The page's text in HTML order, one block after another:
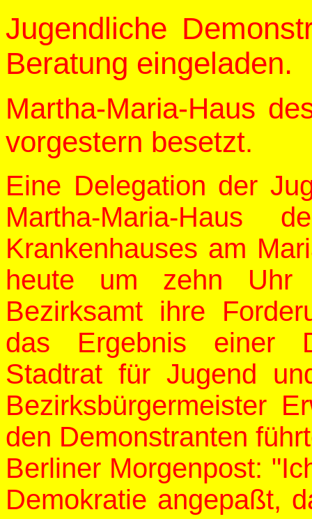
Jugendliche
Beratung eingeladen.
Martha-Maria-Haus
vorgestern besetzt.
Eine Delegation der
Martha-Maria-Haus
Krankenhauses am
heute um zehn Uhr
Bezirksamt ihre
das Ergebnis einer
Stadtrat für Jugend
Bezirksbürgermeister
den Demonstranten
Berliner Morgenpost:
Demokratie angepaßt,